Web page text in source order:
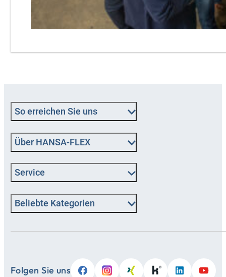
So erreichen Sie uns
Über HANSA‑FLEX
Service
Beliebte Kategorien
Folgen Sie uns